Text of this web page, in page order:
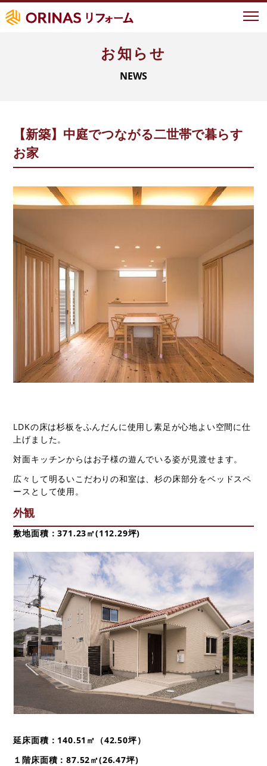
LIXIL認定の技術力
お客様の声
事例紹介
新築について
不動産について
ORINASについて
会社概要
代表挨拶
スタッフ紹介
求人情報
資料請求
お問い合わせ
お知らせ
NEWS
【新築】中庭でつながる二世帯で暮らす
お家
LDKの床は杉板をふんだんに使用し素足が心地よい空間に仕
上げました。
対面キッチンからはお子様の遊んでいる姿が見渡せます。
広々して明るいこだわりの和室は、杉の床部分をベッドスペ
ースとして使用。
外観
敷地面積：371.23㎡(112.29坪)
延床面積：140.51㎡（42.50坪）
１階床面積：87.52㎡(26.47坪)